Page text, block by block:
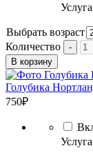
Выбрать возраст
Количество
В корзину
Голубика
750₽